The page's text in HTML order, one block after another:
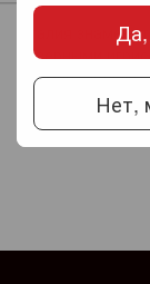
Нет,
Италия
северными
Пьемонт
Обобщенно их
во всем мире.
Семейство